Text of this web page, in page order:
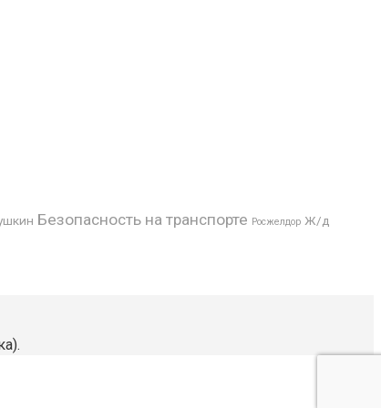
Безопасность на транспорте Росжелдор Ж/д